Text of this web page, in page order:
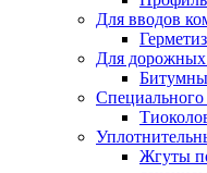
Для вводов
Для
Специального
Жгуты